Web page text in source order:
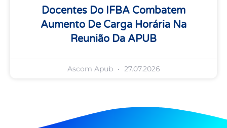
Docentes Do IFBA Combatem
Aumento De Carga Horária Na
Reunião Da APUB
Ascom Apub 27.07.2026